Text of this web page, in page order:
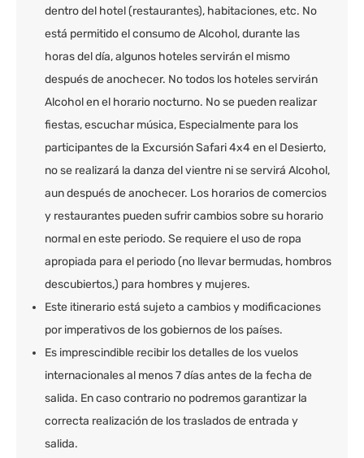
dentro del hotel (restaurantes), habitaciones, etc. No
está permitido el consumo de Alcohol, durante las
horas del día, algunos hoteles servirán el mismo
después de anochecer. No todos los hoteles servirán
Alcohol en el horario nocturno. No se pueden realizar
fiestas, escuchar música, Especialmente para los
participantes de la Excursión Safari 4x4 en el Desierto,
no se realizará la danza del vientre ni se servirá Alcohol,
aun después de anochecer. Los horarios de comercios
y restaurantes pueden sufrir cambios sobre su horario
normal en este periodo. Se requiere el uso de ropa
apropiada para el periodo (no llevar bermudas, hombros
descubiertos,) para hombres y mujeres.
Este itinerario está sujeto a cambios y modificaciones
por imperativos de los gobiernos de los países.
Es imprescindible recibir los detalles de los vuelos
internacionales al menos 7 días antes de la fecha de
salida. En caso contrario no podremos garantizar la
correcta realización de los traslados de entrada y
salida.